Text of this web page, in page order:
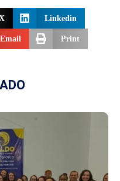
Linkedin
Email Print